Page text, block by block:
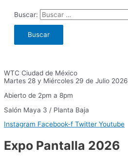
Buscar:
WTC Ciudad de México
Martes 28 y Miércoles 29 de Julio 2026
Abierto de 2pm a 8pm
Salón Maya 3 / Planta Baja
Instagram Facebook-f Twitter Youtube
Expo Pantalla 2026